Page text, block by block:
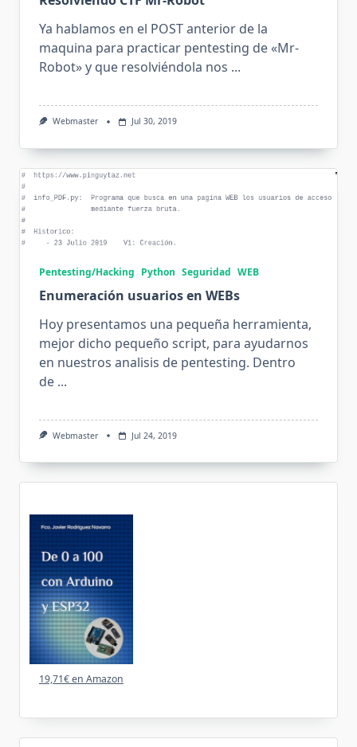
Ya hablamos en el POST anterior de la
maquina para practicar pentesting de «Mr-
Robot» y que resolviéndola nos ...
Webmaster Jul 30, 2019
Pentesting/Hacking Python Seguridad WEB
Enumeración usuarios en WEBs
Hoy presentamos una pequeña herramienta,
mejor dicho pequeño script, para ayudarnos
en nuestros analisis de pentesting. Dentro
de ...
Webmaster Jul 24, 2019
19,71€ en Amazon